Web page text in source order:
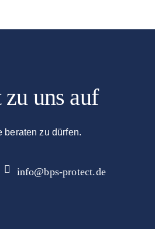
uns auf
beraten zu dürfen.
info@bps-protect.de